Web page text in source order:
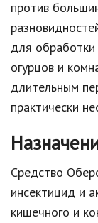
против
для обработки
огурцов и
длительным
практически
Средство
инсектицид и
кишечного и